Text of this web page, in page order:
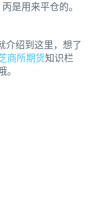
是用来平仓的。
绍到这里，想了
商所期货知识栏
。